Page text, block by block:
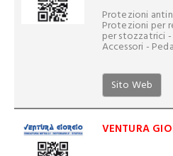
Protezioni
Protezioni per
per stozzatrici
Accessori -
Sito Web
VENTURA